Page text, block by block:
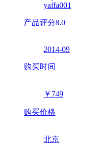
yaffa001
产品评分8.0
2014-09
购买时间
￥749
购买价格
北京